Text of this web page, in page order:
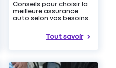
Conseils pour choisir la
meilleure assurance
auto selon vos besoins.
Tout savoir